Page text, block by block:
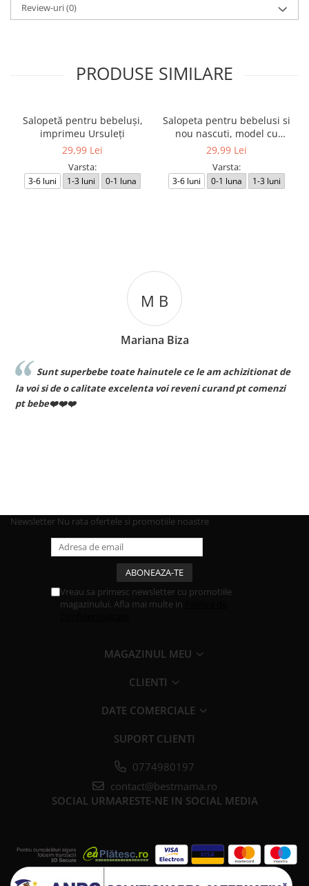
Review-uri(0)
PRODUSE SIMILARE
Salopetă pentru bebeluși,
imprimeu Ursuleți
29,99 Lei
Varsta:
3-6 luni 1-3 luni 0-1 luna
Salopeta pentru bebelusi si
nou nascuti, model cu
Ursuleti
29,99 Lei
Varsta:
3-6 luni 0-1 luna 1-3 luni
M B
Mariana Biza
Sunt superbebe toate hainutele ce le am achizitionat de
la voi si de o calitate excelenta voi reveni curand pt comenzi
pt bebe❤️❤️❤️
Newsletter Nu rata ofertele si promotiile noastre
Vreau sa primesc newsletter cu promotiile
magazinului. Afla mai multe in
MAGAZINUL MEU
CLIENTI
DATE COMERCIALE
SUPORT CLIENTI
0774980197
contact@bestmama.ro
SOCIAL URMARESTE-NE IN SOCIAL MEDIA